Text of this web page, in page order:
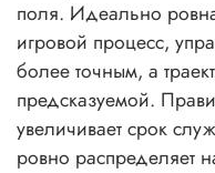
поля. Идеально
игровой процесс,
более точным, а
предсказуемой.
увеличивает срок
ровно распределяет